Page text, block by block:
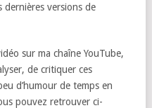
versions de
sur ma chaîne YouTube,
de critiquer ces
d’humour de temps en
pouvez retrouver ci-